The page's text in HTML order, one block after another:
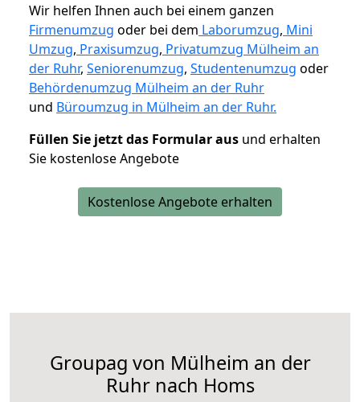
Wir helfen Ihnen auch bei einem ganzen
Firmenumzug oder bei dem Laborumzug, Mini
Umzug, Praxisumzug, Privatumzug Mülheim an
der Ruhr, Seniorenumzug, Studentenumzug oder
Behördenumzug Mülheim an der Ruhr
und Büroumzug in Mülheim an der Ruhr.
Füllen Sie jetzt das Formular aus und erhalten
Sie kostenlose Angebote
Kostenlose Angebote erhalten
Groupag von Mülheim an der
Ruhr nach Homs